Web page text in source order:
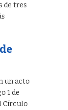
de tres
un acto
1 de
Círculo